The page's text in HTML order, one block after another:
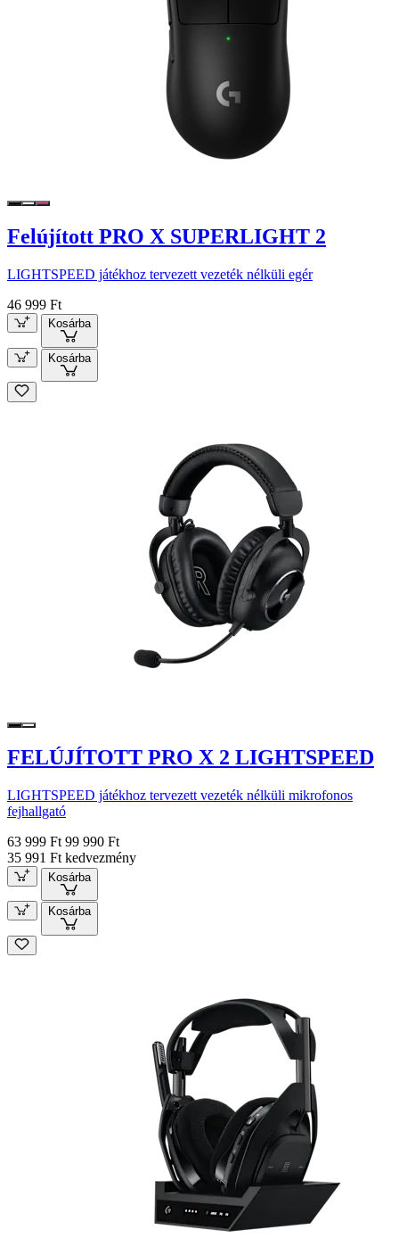
Felújított PRO X SUPERLIGHT 2
LIGHTSPEED játékhoz tervezett vezeték nélküli egér
46 999 Ft
Kosárba
Kosárba
FELÚJÍTOTT PRO X 2 LIGHTSPEED
LIGHTSPEED játékhoz tervezett vezeték nélküli mikrofonos
fejhallgató
63 999 Ft 99 990 Ft
35 991 Ft kedvezmény
Kosárba
Kosárba